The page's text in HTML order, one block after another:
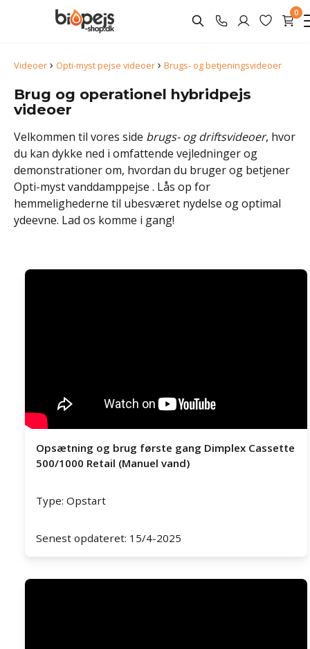
0
Videoer › Opti-myst pejse videoer › Brugs- og betjeningsvideoer
Brug og operationel hybridpejs
videoer
Velkommen til vores side brugs- og driftsvideoer, hvor
du kan dykke ned i omfattende vejledninger og
demonstrationer om, hvordan du bruger og betjener
Opti-myst vanddamppejse . Lås op for
hemmelighederne til ubesværet nydelse og optimal
ydeevne. Lad os komme i gang!
Opsætning og brug første gang Dimplex Cassette
500/1000 Retail (Manuel vand)
Type: Opstart
Senest opdateret: 15/4-2025